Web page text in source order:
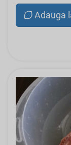
Adauga